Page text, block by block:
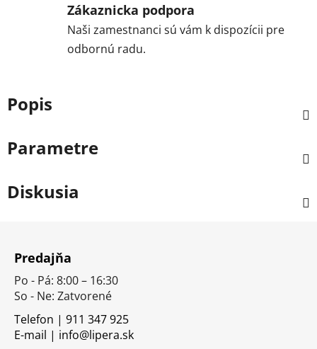
Zákaznicka podpora
Naši zamestnanci sú vám k dispozícii pre
odbornú radu.
Popis
Parametre
Diskusia
Predajňa
Po - Pá: 8:00 – 16:30
So - Ne: Zatvorené
Telefon | 911 347 925
E-mail | info@lipera.sk